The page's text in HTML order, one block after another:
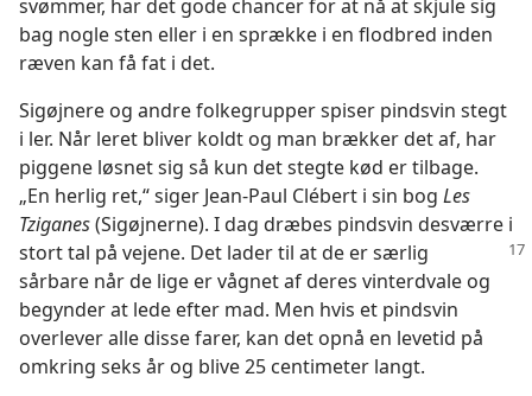
svømmer, har det gode chancer for at nå at skjule sig
bag nogle sten eller i en sprække i en flodbred inden
ræven kan få fat i det.
Sigøjnere og andre folkegrupper spiser pindsvin stegt
i ler. Når leret bliver koldt og man brækker det af, har
piggene løsnet sig så kun det stegte kød er tilbage.
„En herlig ret,“ siger Jean-Paul Clébert i sin bog Les
Tziganes(Sigøjnerne). I dag dræbes pindsvin desværre i
stort tal på vejene. Det lader til at de er særlig
sårbare når de lige er vågnet af deres vinterdvale og
begynder at lede efter mad. Men hvis et pindsvin
overlever alle disse farer, kan det opnå en levetid på
omkring seks år og blive 25 centimeter langt.